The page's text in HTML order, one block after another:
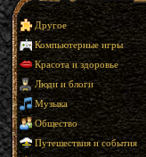
Другое
Компьютерные игры
Красота и здоровье
Люди и блоги
Музыка
Общество
Путешествия и события